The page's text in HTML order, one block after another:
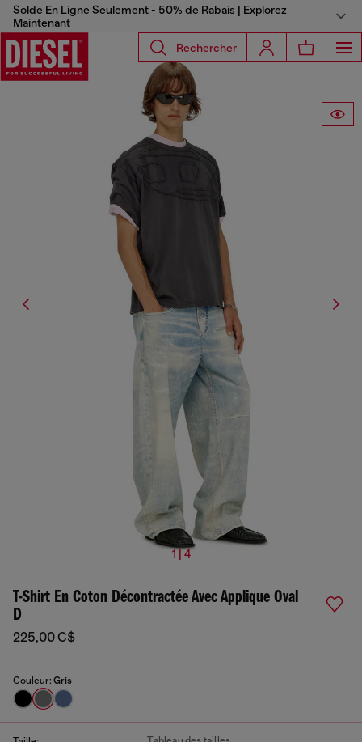
Solde En Ligne Seulement - 50% de Rabais | Explorez
Maintenant
Rechercher
1 | 4
T-Shirt En Coton Décontractée Avec Applique Oval
D
225,00 C$
Couleur: Gris